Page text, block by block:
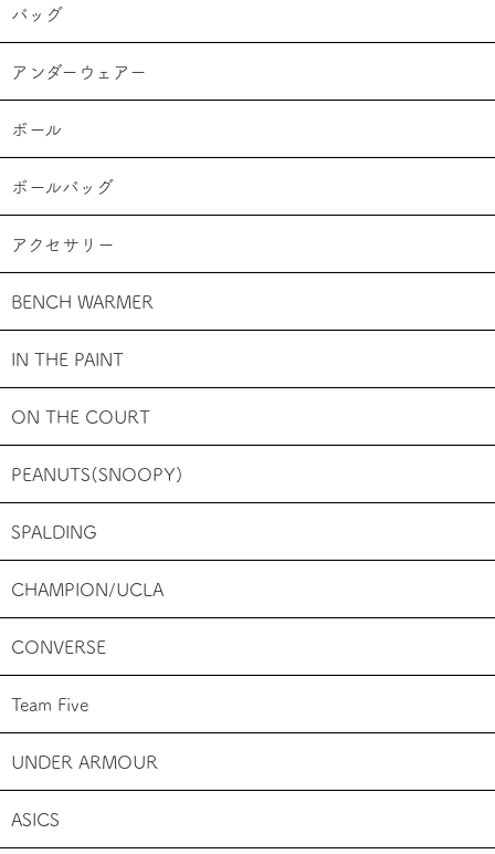
バッグ
アンダーウェアー
ボール
ボールバッグ
アクセサリー
BENCH WARMER
IN THE PAINT
ON THE COURT
PEANUTS(SNOOPY)
SPALDING
CHAMPION/UCLA
CONVERSE
Team Five
UNDER ARMOUR
ASICS
お買い物を続ける